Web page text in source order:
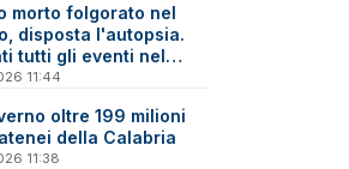
morto folgorato nel
disposta l'autopsia.
tutti gli eventi nel
tragedia
11:44
oltre 199 milioni
della Calabria
11:38